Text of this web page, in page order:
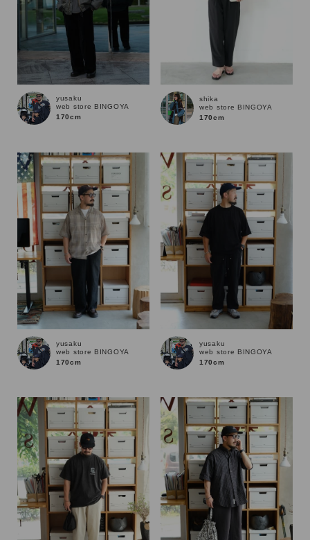
ブランド
yusaku
web store BINGOYA
170cm
shika
web store BINGOYA
170cm
yusaku
web store BINGOYA
170cm
yusaku
web store BINGOYA
170cm